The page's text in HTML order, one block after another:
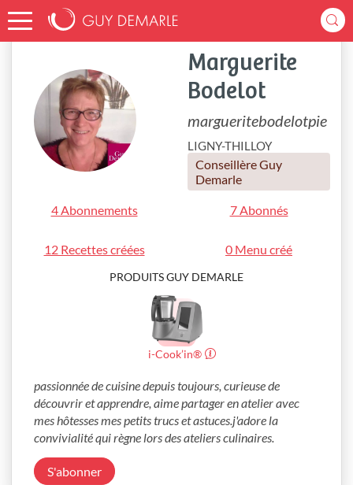
Accueil margueritebodelotpie
Marguerite
Bodelot
margueritebodelotpie
LIGNY-THILLOY
Conseillère Guy
Demarle
4 Abonnements 7 Abonnés
12 Recettes créées 0 Menu créé
PRODUITS GUY DEMARLE
i-Cook’in®
passionnée de cuisine depuis toujours, curieuse de
découvrir et apprendre, aime partager en atelier avec
mes hôtesses mes petits trucs et astuces.j'adore la
convivialité qui règne lors des ateliers culinaires.
S'abonner